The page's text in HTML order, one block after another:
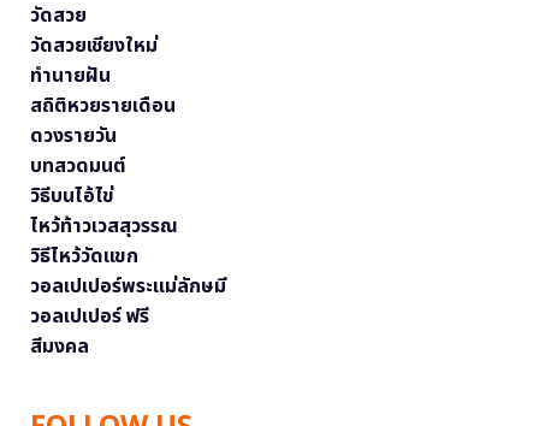
วัดสวย
วัดสวยเชียงใหม่
ทำนายฝัน
สถิติหวยรายเดือน
ดวงรายวัน
บทสวดมนต์
วิธีบนไอ้ไข่
ไหว้ท้าวเวสสุวรรณ
วิธีไหว้วัดแขก
วอลเปเปอร์พระแม่ลักษมี
วอลเปเปอร์ ฟรี
สีมงคล